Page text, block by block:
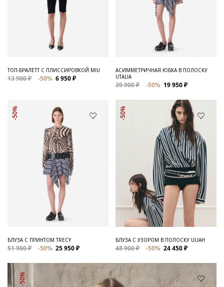
ТОП-БРАЛЕТТ С ПЛИССИРОВКОЙ MIU
13 900 ₽ -50% 6 950 ₽
АСИММЕТРИЧНАЯ ЮБКА В ПОЛОСКУ
UTALIA
39 900 ₽ -50% 19 950 ₽
-50%
БЛУЗА С ПРИНТОМ TRECY
51 900 ₽ -50% 25 950 ₽
-50%
БЛУЗА С УЗОРОМ В ПОЛОСКУ ULIAH
48 900 ₽ -50% 24 450 ₽
-50%